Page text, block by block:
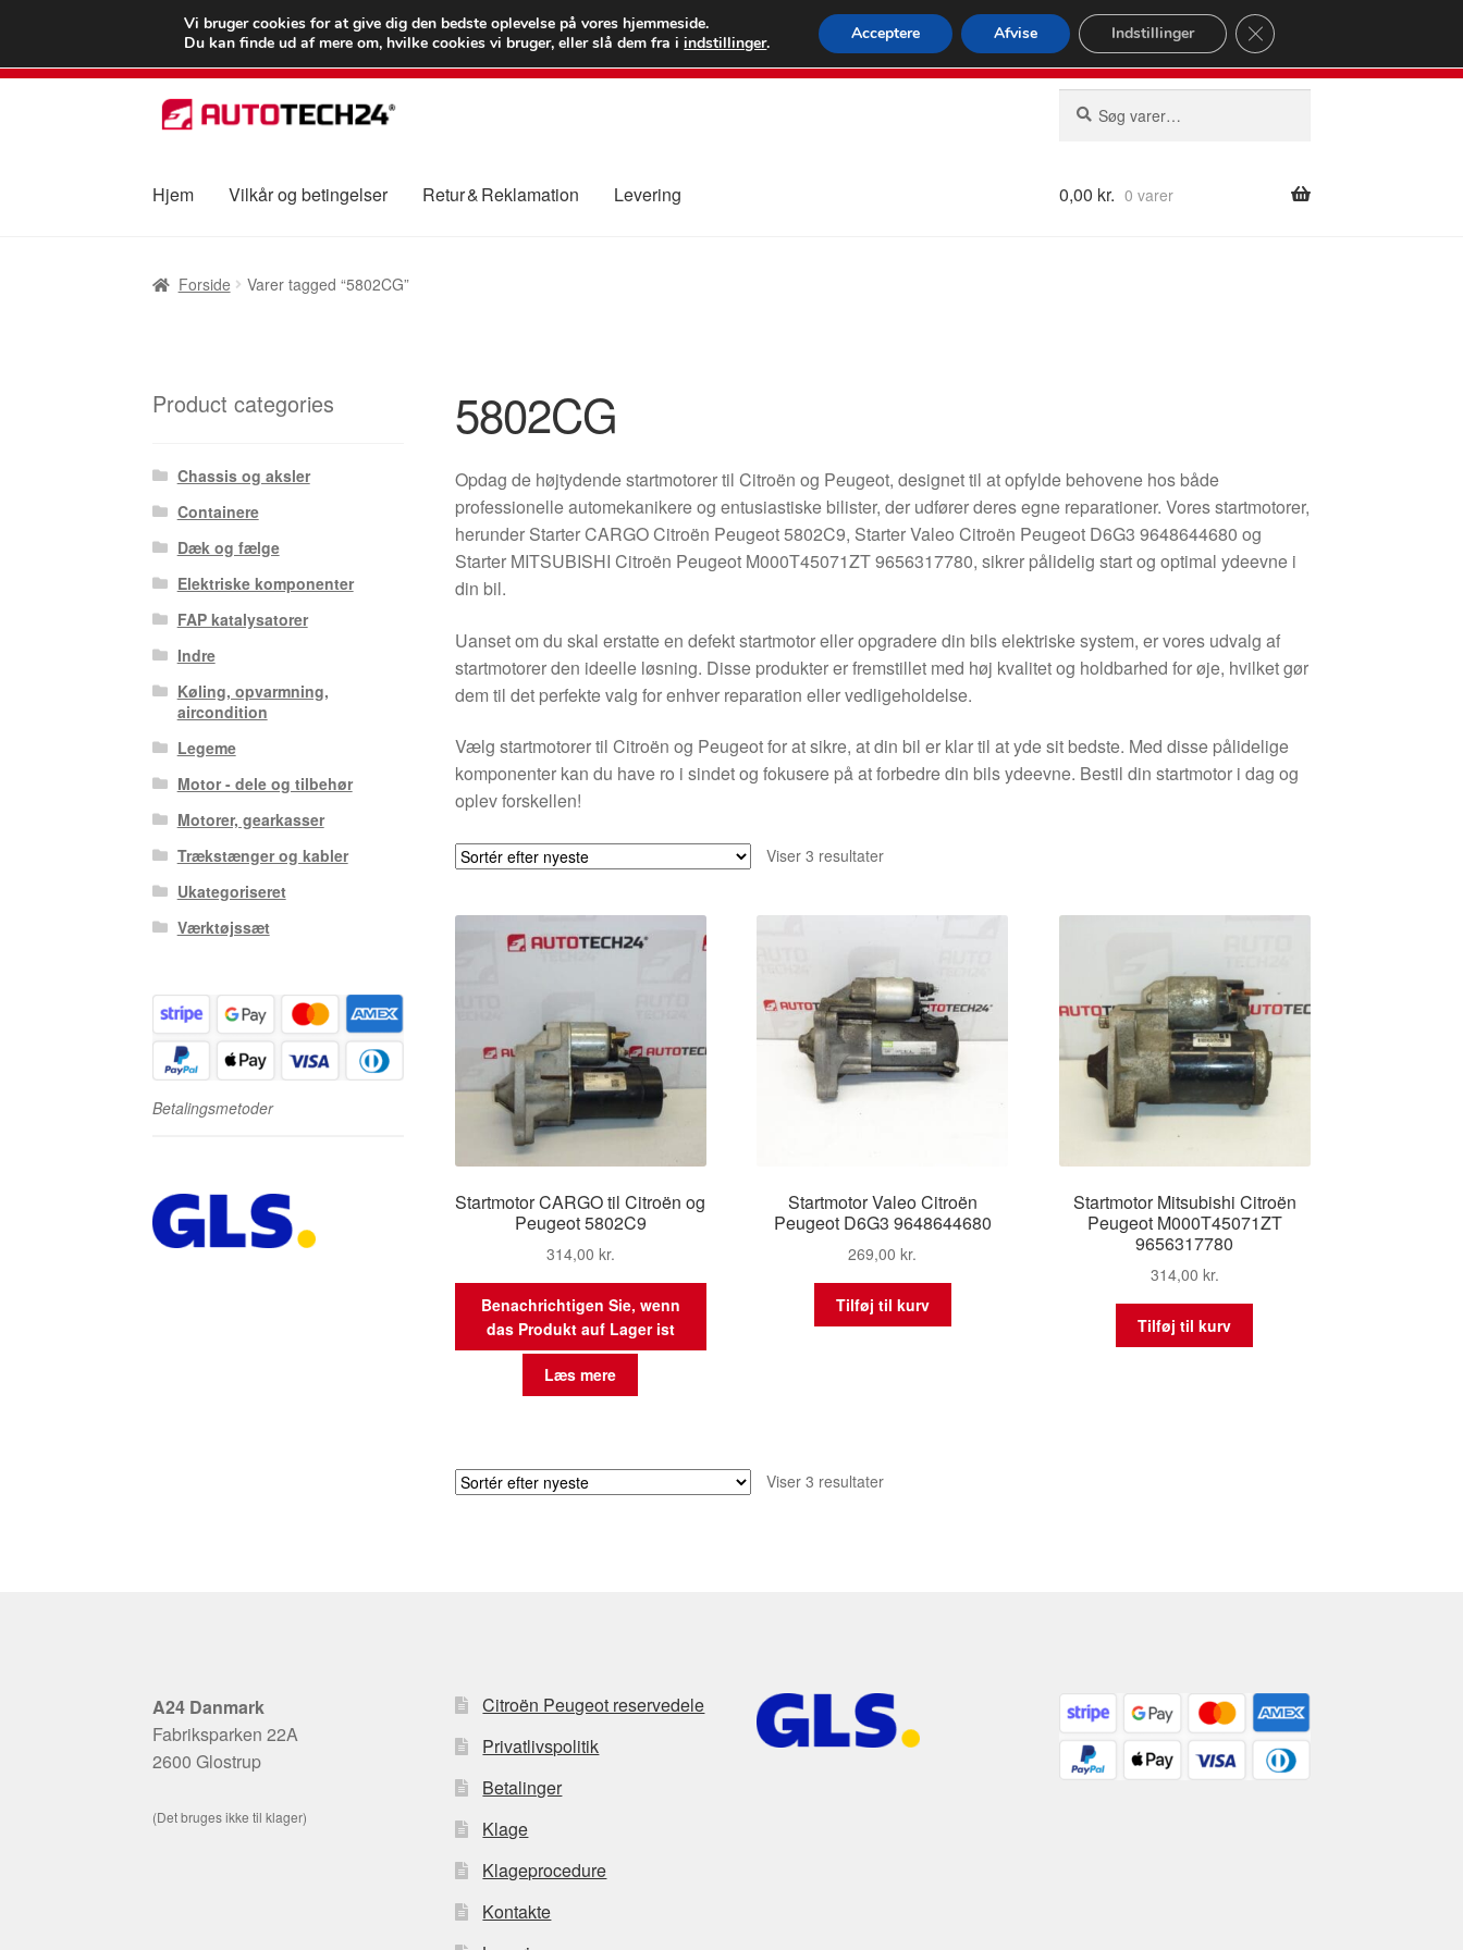
LEVERING fra 55 kr.
FEDEX verdensomspændende forsendelse
80 82 72 02Man-fre 9-16
Spring
til
Spring
til
efter:
Hjem Vilkår og betingelser Retur & Reklamation Levering 0,00 kr. 0 varer
Forside Varer tagged “5802CG”
5802CG
Opdag de højtydende startmotorer til Citroën og Peugeot, designet til at opfylde behovene hos både
professionelle automekanikere og entusiastiske bilister, der udfører deres egne reparationer. Vores startmotorer,
herunder Starter CARGO Citroën Peugeot 5802C9, Starter Valeo Citroën Peugeot D6G3 9648644680 og
Starter MITSUBISHI Citroën Peugeot M000T45071ZT 9656317780, sikrer pålidelig start og optimal ydeevne i
din bil.
Uanset om du skal erstatte en defekt startmotor eller opgradere din bils elektriske system, er vores udvalg af
startmotorer den ideelle løsning. Disse produkter er fremstillet med høj kvalitet og holdbarhed for øje, hvilket gør
dem til det perfekte valg for enhver reparation eller vedligeholdelse.
Vælg startmotorer til Citroën og Peugeot for at sikre, at din bil er klar til at yde sit bedste. Med disse pålidelige
komponenter kan du have ro i sindet og fokusere på at forbedre din bils ydeevne. Bestil din startmotor i dag og
oplev forskellen!
Viser 3 resultaterSorteret
Startmotor CARGO til Citroën og
Peugeot 5802C9
314,00 kr.
Benachrichtigen Sie, wenn
das Produkt auf Lager ist
Læs mere
Startmotor Valeo Citroën
Peugeot D6G3 9648644680
269,00kr.
Tilføj til kurv
Startmotor Mitsubishi Citroën
Peugeot M000T45071ZT
9656317780
314,00 kr.
Tilføj til kurv
Viser 3 resultaterSorteret
Product categories
Chassis og aksler
Containere
Dæk og fælge
Elektriske komponenter
FAP katalysatorer
Indre
Køling, opvarmning,
aircondition
Legeme
Motor - dele og tilbehør
Motorer, gearkasser
Trækstænger og kabler
Ukategoriseret
Værktøjssæt
Betalingsmetoder
A24 Danmark
Fabriksparken 22A
2600 Glostrup
(Det bruges ikke til klager)
Citroën Peugeot reservedele
Privatlivspolitik
Betalinger
Klage
Klageprocedure
Kontakte
Vi bruger cookies for at give dig den bedste oplevelse på vores hjemmeside.
Du kan finde ud af mere om, hvilke cookies vi bruger, eller slå dem fra iindstillinger. Acceptere Afvise Indstillinger Close GDPR Cookie Banner